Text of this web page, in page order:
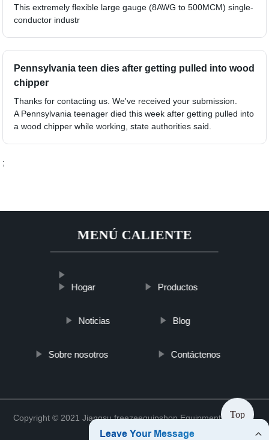
This extremely flexible large gauge (8AWG to 500MCM) single-
conductor industr
Pennsylvania teen dies after getting pulled into wood
chipper
Thanks for contacting us. We've received your submission.
A Pennsylvania teenager died this week after getting pulled into
a wood chipper while working, state authorities said.
;
MENÚ CALIENTE
Hogar Productos
Noticias Blog
Sobre nosotros Contáctenos
Copyright © 2021 Jiangsu freezeequipshop Equipment Co., Ltd.
Sitemap
Top